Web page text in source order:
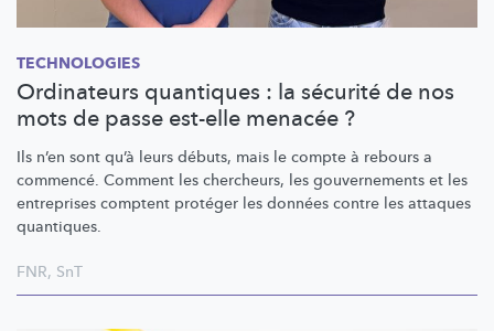
TECHNOLOGIES
Ordinateurs quantiques : la sécurité de nos
mots de passe est-elle menacée ?
Ils n’en sont qu’à leurs débuts, mais le compte à rebours a
commencé. Comment les chercheurs, les gouvernements et les
entreprises comptent protéger les données contre les attaques
quantiques.
FNR, SnT